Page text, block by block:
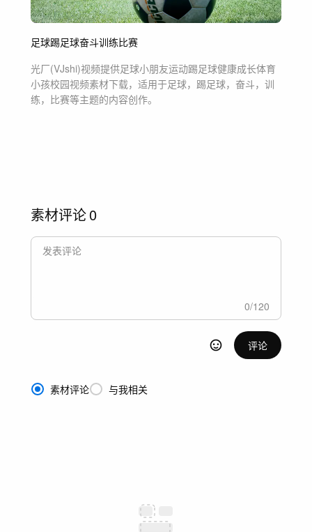
足球踢足球奋斗训练比赛
光厂(VJshi)视频提供足球小朋友运动踢足球健康成长体育
小孩校园视频素材下载，适用于足球，踢足球，奋斗，训
练，比赛等主题的内容创作。
素材评论0
0/120
评论
素材评论 与我相关